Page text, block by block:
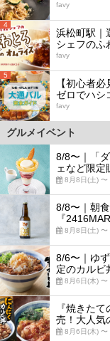
favy
4
浜松町駅｜
シェフのふ
favy
5
【初心者
ゼロでハシ
favy
グルメイベント
8/8〜｜「
ェなど限定
8月8日(土) 〜
8/8〜｜朝
『
8月8日(土) 〜
8/6〜｜ゆ
定のカルビ
8月6日(木) 〜
『焼きた
売！大人気
8月6日(木) 〜